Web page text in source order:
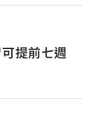
提前七週